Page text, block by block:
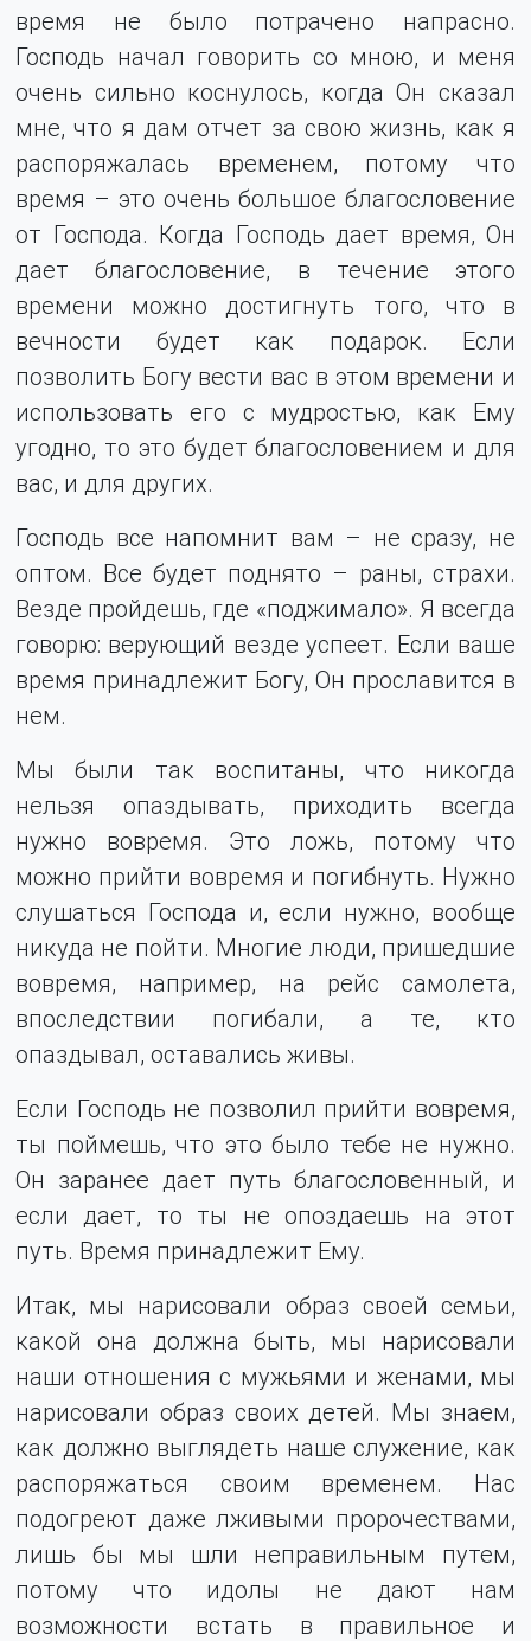
время не было потрачено напрасно.
Господь начал говорить со мною, и меня
очень сильно коснулось, когда Он сказал
мне, что я дам отчет за свою жизнь, как я
распоряжалась временем, потому что
время – это очень большое благословение
от Господа. Когда Господь дает время, Он
дает благословение, в течение этого
времени можно достигнуть того, что в
вечности будет как подарок. Если
позволить Богу вести вас в этом времени и
использовать его с мудростью, как Ему
угодно, то это будет благословением и для
вас, и для других.
Господь все напомнит вам – не сразу, не
оптом. Все будет поднято – раны, страхи.
Везде пройдешь, где «поджимало». Я всегда
говорю: верующий везде успеет. Если ваше
время принадлежит Богу, Он прославится в
нем.
Мы были так воспитаны, что никогда
нельзя опаздывать, приходить всегда
нужно вовремя. Это ложь, потому что
можно прийти вовремя и погибнуть. Нужно
слушаться Господа и, если нужно, вообще
никуда не пойти. Многие люди, пришедшие
вовремя, например, на рейс самолета,
впоследствии погибали, а те, кто
опаздывал, оставались живы.
Если Господь не позволил прийти вовремя,
ты поймешь, что это было тебе не нужно.
Он заранее дает путь благословенный, и
если дает, то ты не опоздаешь на этот
путь. Время принадлежит Ему.
Итак, мы нарисовали образ своей семьи,
какой она должна быть, мы нарисовали
наши отношения с мужьями и женами, мы
нарисовали образ своих детей. Мы знаем,
как должно выглядеть наше служение, как
распоряжаться своим временем. Нас
подогреют даже лживыми пророчествами,
лишь бы мы шли неправильным путем,
потому что идолы не дают нам
возможности встать в правильное и